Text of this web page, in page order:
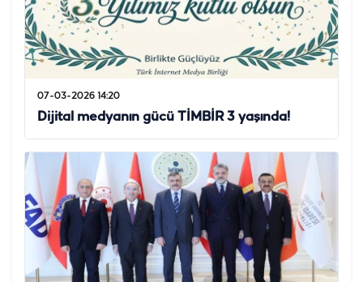
07-03-2026 14:20
Dijital medyanın gücü TİMBİR 3 yaşında!